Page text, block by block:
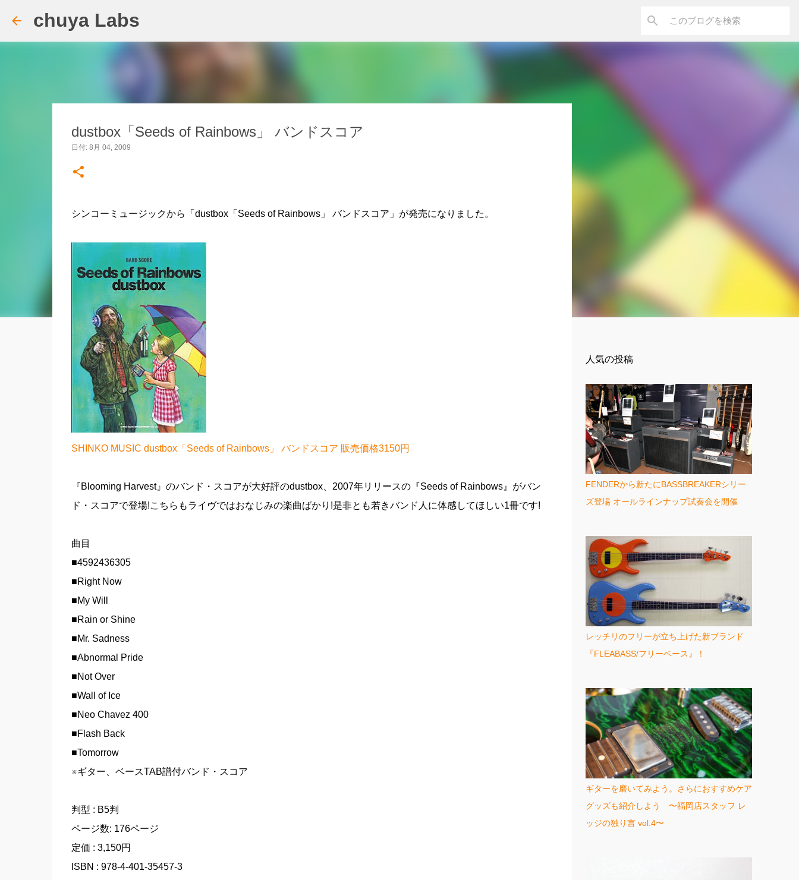
chuya Labs
dustbox「Seeds of Rainbows」 バンドスコア
日付: 8月 04, 2009
シンコーミュージックから「dustbox「Seeds of Rainbows」 バンドスコア」が発売になりました。
SHINKO MUSIC dustbox「Seeds of Rainbows」 バンドスコア 販売価格3150円
『Blooming Harvest』のバンド・スコアが大好評のdustbox、2007年リリースの『Seeds of Rainbows』がバン
ド・スコアで登場!こちらもライヴではおなじみの楽曲ばかり!是非とも若きバンド人に体感してほしい1冊です!
曲目
■4592436305
■Right Now
■My Will
■Rain or Shine
■Mr. Sadness
■Abnormal Pride
■Not Over
■Wall of Ice
■Neo Chavez 400
■Flash Back
■Tomorrow
※ギター、ベースTAB譜付バンド・スコア
判型 : B5判
ページ数: 176ページ
定価 : 3,150円
ISBN : 978-4-401-35457-3
人気の投稿
FENDERから新たにBASSBREAKERシリー
ズ登場 オールラインナップ試奏会を開催
レッチリのフリーが立ち上げた新ブランド
『FLEABASS/フリーベース』！
ギターを磨いてみよう。さらにおすすめケア
グッズも紹介しよう 〜福岡店スタッフ レ
ッジの独り言 vol.4〜